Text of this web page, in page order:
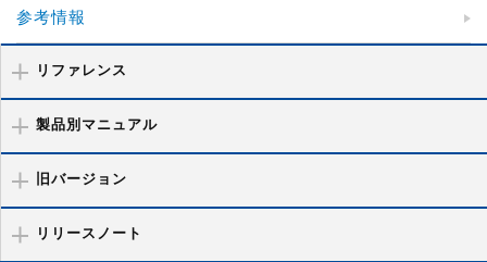
参考情報
リファレンス
製品別マニュアル
旧バージョン
リリースノート